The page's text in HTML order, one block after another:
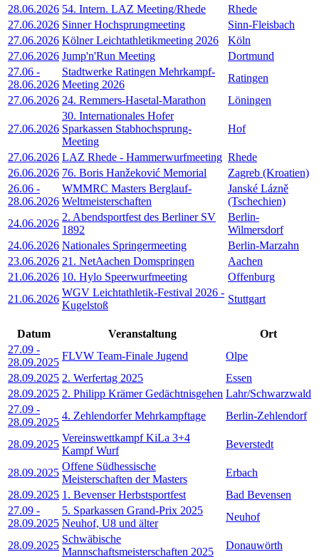
28.06.2026 54. Intern. LAZ Meeting/Rhede
Rhede
27.06.2026 Sinner Hochsprungmeeting
Sinn-Fleisbach
27.06.2026 Kölner Leichtathletikmeeting 2026
Köln
27.06.2026 Jump'n'Run Meeting
Dortmund
27.06 -
28.06.2026
Stadtwerke Ratingen Mehrkampf-
Meeting 2026
Ratingen
27.06.2026 24. Remmers-Hasetal-Marathon Löningen
27.06.2026
30. Internationales Hofer
Sparkassen Stabhochsprung-
Meeting
Hof
27.06.2026 LAZ Rhede - Hammerwurfmeeting Rhede
26.06.2026 76. Boris Hanžeković Memorial
Zagreb (Kroatien)
26.06 -
28.06.2026
WMMRC Masters Berglauf-
Weltmeisterschaften
Janské Lázně
(Tschechien)
24.06.2026
2. Abendsportfest des Berliner SV
1892
Berlin-
Wilmersdorf
24.06.2026 Nationales Springermeeting
Berlin-Marzahn
23.06.2026 21. NetAachen Domspringen
Aachen
21.06.2026 10. Hylo Speerwurfmeeting
Offenburg
21.06.2026
WGV Leichtathletik-Festival 2026 -
Kugelstoß
Stuttgart
Datum Veranstaltung
Ort
27.09 -
28.09.2025
FLVW Team-Finale Jugend
Olpe
28.09.2025 2. Werfertag 2025
Essen
28.09.2025 2. Philipp Krämer Gedächtnisgehen Lahr/Schwarzwald
27.09 -
28.09.2025
4. Zehlendorfer Mehrkampftage Berlin-Zehlendorf
28.09.2025
Vereinswettkampf KiLa 3+4
Kampf Wurf
Beverstedt
28.09.2025
Offene Südhessische
Meisterschaften der Masters
Erbach
28.09.2025 1. Bevenser Herbstsportfest
Bad Bevensen
27.09 -
28.09.2025
5. Sparkassen Grand-Prix 2025
Neuhof, U8 und älter
Neuhof
28.09.2025
Schwäbische
Mannschaftsmeisterschaften 2025
Donauwörth